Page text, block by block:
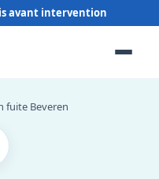
fuite Beveren